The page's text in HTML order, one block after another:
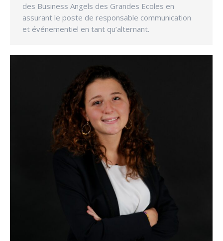
des Business Angels des Grandes Ecoles en
assurant le poste de responsable communication
et événementiel en tant qu’alternant.